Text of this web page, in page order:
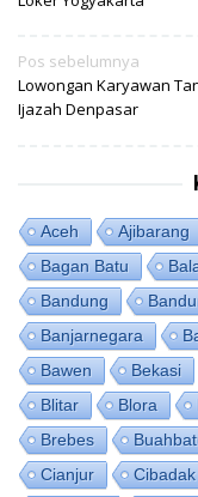
Navigasi
pos
Pos sebelumnya
Lowongan Karyawan
Ijazah Denpasar
Aceh Ajibarang
Bagan Batu
Bandung
Banjarnegara
Bawen
Bekasi
Blitar
Blora
Brebes
Cianjur
Cibadak